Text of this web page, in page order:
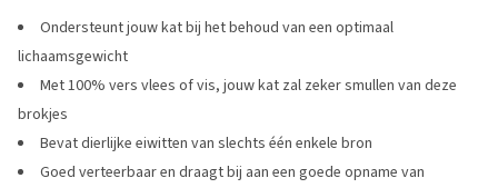
Ondersteunt jouw kat bij het behoud van een optimaal
lichaamsgewicht
Met 100% vers vlees of vis, jouw kat zal zeker smullen van deze
brokjes
Bevat dierlijke eiwitten van slechts één enkele bron
Goed verteerbaar en draagt bij aan een goede opname van